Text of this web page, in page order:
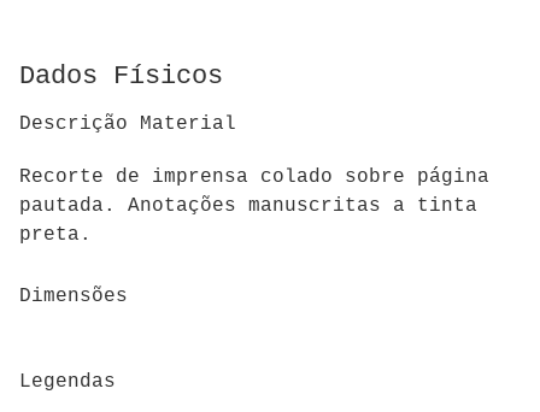
Dados Físicos
Descrição Material
Recorte de imprensa colado sobre página
pautada. Anotações manuscritas a tinta
preta.
Dimensões
Legendas